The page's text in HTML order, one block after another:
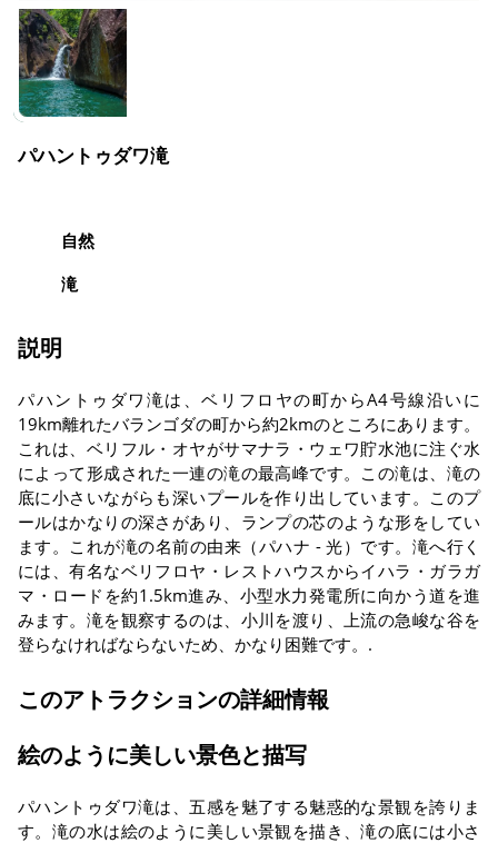
パハントゥダワ滝
自然
滝
説明
パハントゥダワ滝は、ベリフロヤの町からA4号線沿いに
19km離れたバランゴダの町から約2kmのところにあります。
これは、ベリフル・オヤがサマナラ・ウェワ貯水池に注ぐ水
によって形成された一連の滝の最高峰です。この滝は、滝の
底に小さいながらも深いプールを作り出しています。このプ
ールはかなりの深さがあり、ランプの芯のような形をしてい
ます。これが滝の名前の由来（パハナ - 光）です。滝へ行く
には、有名なベリフロヤ・レストハウスからイハラ・ガラガ
マ・ロードを約1.5km進み、小型水力発電所に向かう道を進
みます。滝を観察するのは、小川を渡り、上流の急峻な谷を
登らなければならないため、かなり困難です。.
このアトラクションの詳細情報
絵のように美しい景色と描写
パハントゥダワ滝は、五感を魅了する魅惑的な景観を誇りま
す。滝の水は絵のように美しい景観を描き、滝の底には小さ